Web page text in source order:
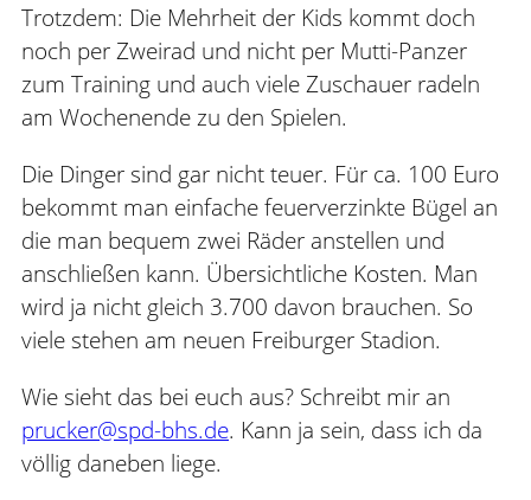
Trotzdem: Die Mehrheit der Kids kommt doch
noch per Zweirad und nicht per Mutti-Panzer
zum Training und auch viele Zuschauer radeln
am Wochenende zu den Spielen.
Die Dinger sind gar nicht teuer. Für ca. 100 Euro
bekommt man einfache feuerverzinkte Bügel an
die man bequem zwei Räder anstellen und
anschließen kann. Übersichtliche Kosten. Man
wird ja nicht gleich 3.700 davon brauchen. So
viele stehen am neuen Freiburger Stadion.
Wie sieht das bei euch aus? Schreibt mir an
prucker@spd-bhs.de. Kann ja sein, dass ich da
völlig daneben liege.